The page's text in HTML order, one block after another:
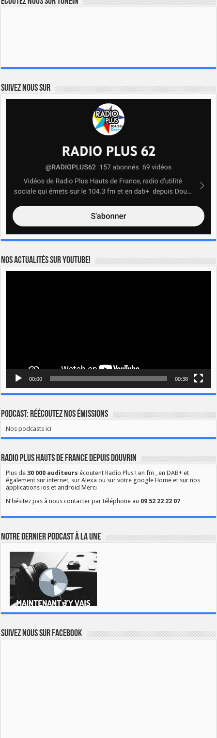
Suivez nous sur
Nos actualités sur YOUTUBE!
00:00 00:38
Podcast: Réécoutez nos émissions
Nos podcasts ici
Radio Plus Hauts de France depuis Douvrin
Plus de30 000 auditeurs écoutent Radio Plus ! en fm , en DAB+ et
également sur internet, sur Alexa ou sur votre google Home et sur nos
applications ios et android Merci
N'hésitez pas à nous contacter par téléphone au 09 52 22 22 07
Notre dernier podcast à la une
Suivez nous sur Facebook